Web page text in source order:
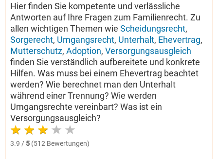
Hier finden Sie kompetente und verlässliche
Antworten auf Ihre Fragen zum Familienrecht. Zu
allen wichtigen Themen wie Scheidungsrecht,
Sorgerecht, Umgangsrecht, Unterhalt, Ehevertrag,
Mutterschutz, Adoption, Versorgungsausgleich
finden Sie verständlich aufbereitete und konkrete
Hilfen. Was muss bei einem Ehevertrag beachtet
werden? Wie berechnet man den Unterhalt
während einer Trennung? Wie werden
Umgangsrechte vereinbart? Was ist ein
Versorgungsausgleich?
3.9 / 5 (512 Bewertungen)